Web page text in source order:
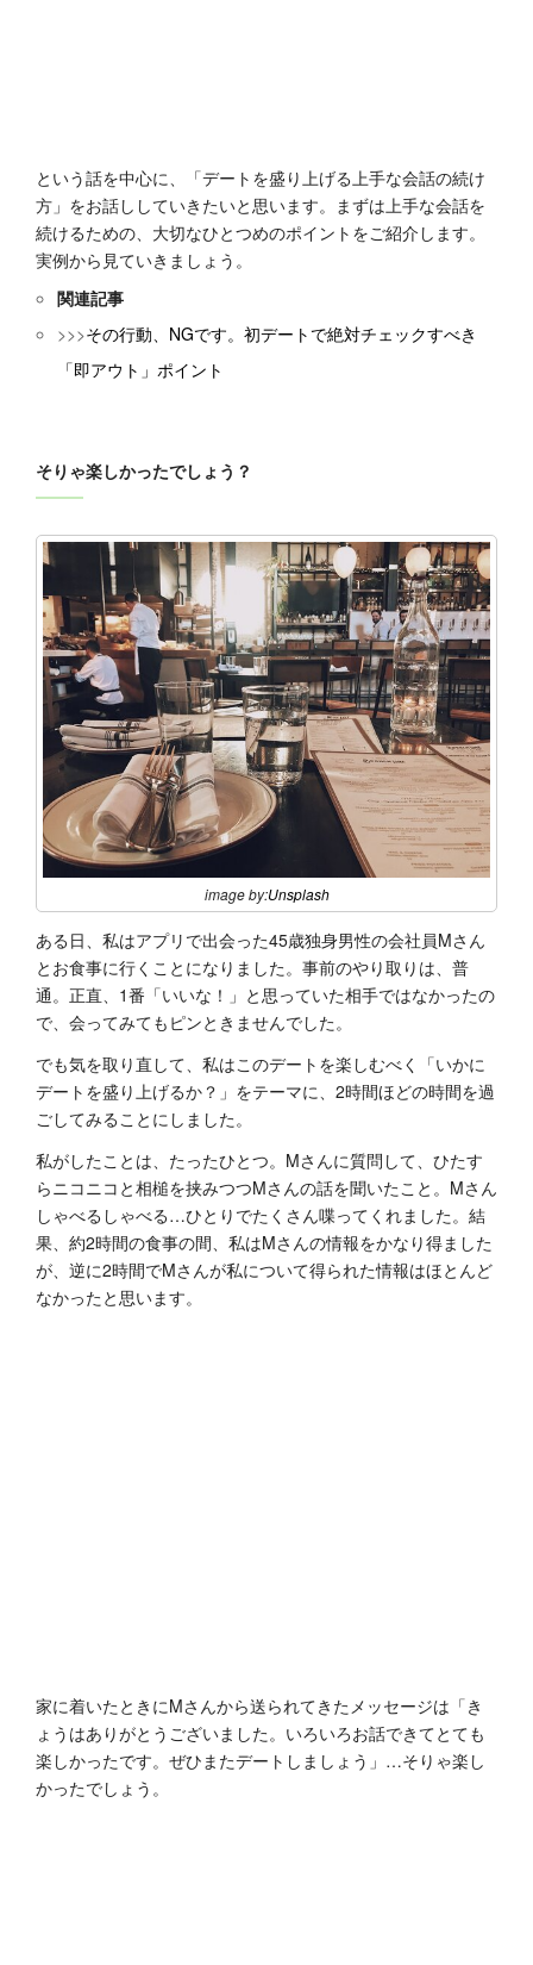
という話を中心に、「デートを盛り上げる上手な会話の続け
方」をお話ししていきたいと思います。まずは上手な会話を
続けるための、大切なひとつめのポイントをご紹介します。
実例から見ていきましょう。
関連記事
>>>その行動、NGです。初デートで絶対チェックすべき
「即アウト」ポイント
そりゃ楽しかったでしょう？
image by:Unsplash
ある日、私はアプリで出会った45歳独身男性の会社員Mさん
とお食事に行くことになりました。事前のやり取りは、普
通。正直、1番「いいな！」と思っていた相手ではなかったの
で、会ってみてもピンときませんでした。
でも気を取り直して、私はこのデートを楽しむべく「いかに
デートを盛り上げるか？」をテーマに、2時間ほどの時間を過
ごしてみることにしました。
私がしたことは、たったひとつ。Mさんに質問して、ひたす
らニコニコと相槌を挟みつつMさんの話を聞いたこと。Mさん
しゃべるしゃべる…ひとりでたくさん喋ってくれました。結
果、約2時間の食事の間、私はMさんの情報をかなり得ました
が、逆に2時間でMさんが私について得られた情報はほとんど
なかったと思います。
家に着いたときにMさんから送られてきたメッセージは「き
ょうはありがとうございました。いろいろお話できてとても
楽しかったです。ぜひまたデートしましょう」…そりゃ楽し
かったでしょう。